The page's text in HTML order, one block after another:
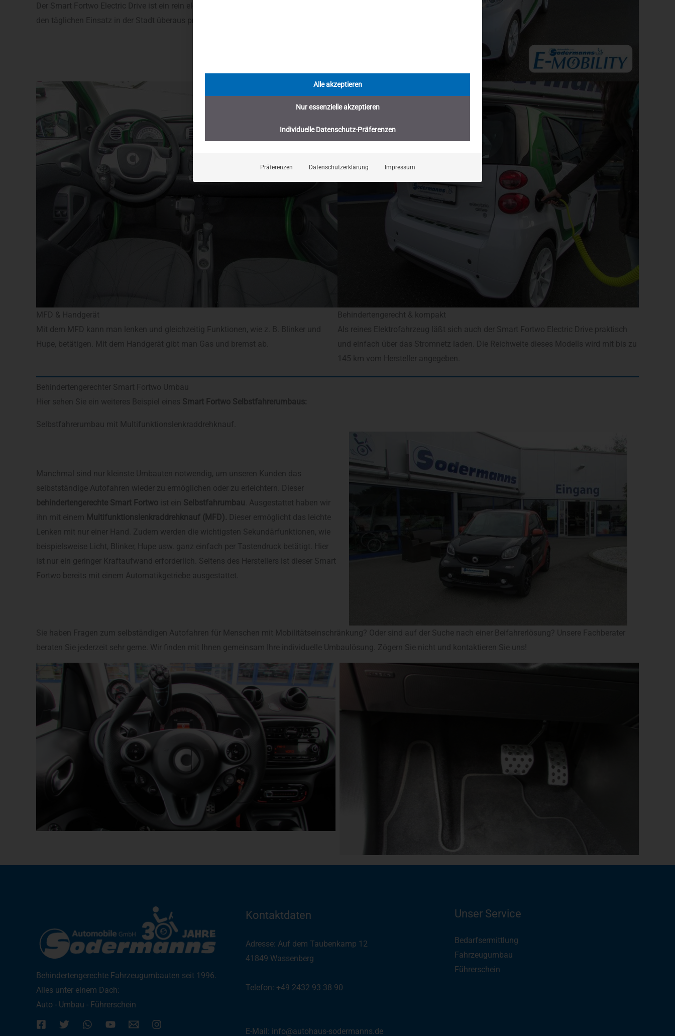
Der Smart Fortwo Electric Drive ist ein rein elektrisch betriebenes Fahrzeug und für
den täglichen Einsatz in der Stadt überaus praktisch.
MFD & Handgerät
Mit dem MFD kann man lenken und gleichzeitig Funktionen, wie z. B. Blinker und
Hupe, betätigen. Mit dem Handgerät gibt man Gas und bremst ab.
Behindertengerecht & kompakt
Als reines Elektrofahrzeug läßt sich auch der Smart Fortwo Electric Drive praktisch
und einfach über das Stromnetz laden. Die Reichweite dieses Modells wird mit bis zu
145 km vom Hersteller angegeben.
Behindertengerechter Smart Fortwo Umbau
Hier sehen Sie ein weiteres Beispiel eines Smart Fortwo Selbstfahrerumbaus:
Selbstfahrerumbau mit Multifunktionslenkraddrehknauf.
Manchmal sind nur kleinste Umbauten notwendig, um unseren Kunden das
selbstständige Autofahren wieder zu ermöglichen oder zu erleichtern. Dieser
behindertengerechte Smart Fortwo ist ein Selbstfahrumbau . Ausgestattet haben wir
ihn mit einem Multifunktionslenkraddrehknauf (MFD). Dieser ermöglicht das leichte
Lenken mit nur einer Hand. Zudem werden die wichtigsten Sekundärfunktionen, wie
beispielsweise Licht, Blinker, Hupe usw. ganz einfach per Tastendruck betätigt. Hier
ist nur ein geringer Kraftaufwand erforderlich. Seitens des Herstellers ist dieser Smart
Fortwo bereits mit einem Automatikgetriebe ausgestattet.
Sie haben Fragen zum selbständigen Autofahren für Menschen mit Mobilitätseinschränkung? Oder sind auf der Suche nach einer Beifahrerlösung? Unsere Fachberater
beraten Sie jederzeit sehr gerne. Wir finden mit Ihnen gemeinsam Ihre individuelle Umbaulösung. Zögern Sie nicht und kontaktieren Sie uns!
Behindertengerechte Fahrzeugumbauten seit 1996.
Alles unter einem Dach:
Auto - Umbau - Führerschein
Kontaktdaten
Adresse: Auf dem Taubenkamp 12
41849 Wassenberg
Telefon: +49 2432 93 38 90
E-Mail: info@autohaus-sodermanns.de
Unser Service
Bedarfsermittlung
Fahrzeugumbau
Führerschein
Alle akzeptieren
Nur essenzielle akzeptieren
Individuelle Datenschutz-Präferenzen
Präferenzen Datenschutzerklärung Impressum